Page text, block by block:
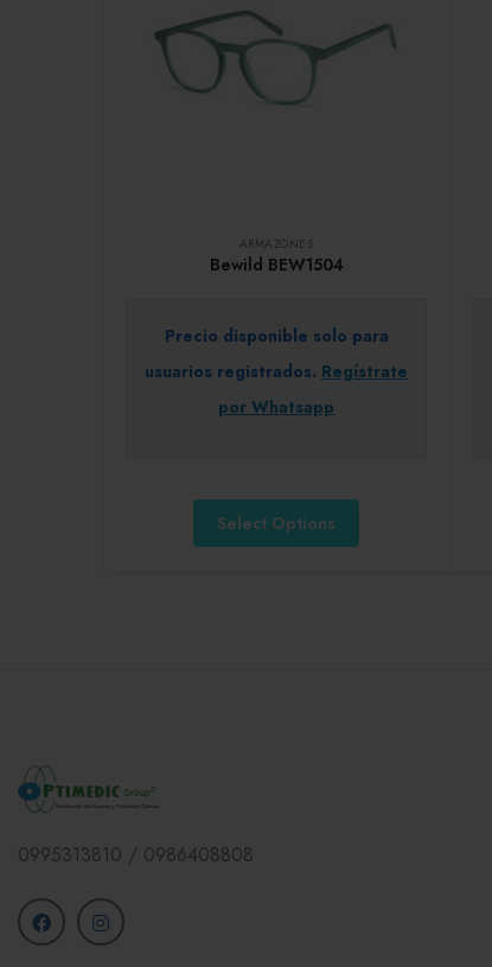
ARMAZONES
Bewild BEW1504
Precio disponible solo para
usuarios registrados. Regístrate
por Whatsapp
Select Options
0995313810 / 0986408808